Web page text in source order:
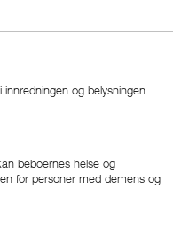
og belysningen.
beboernes helse og
for personer med demens og